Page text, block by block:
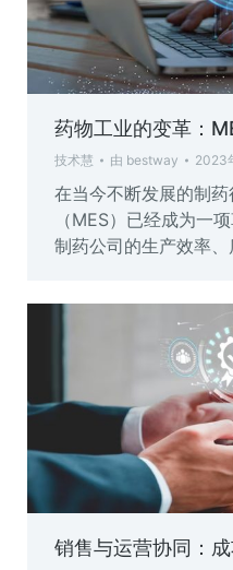
药物工业的变革：
技术慧 由 bestway 2023
在当今不断发展的制
（MES）已经成为一
制药公司的生产效率
销售与运营协同：